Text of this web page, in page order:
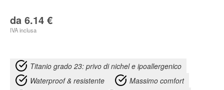
da 6.14 €
IVA inclusa
Titanio grado 23: privo di nichel e ipoallergenico
Waterproof & resistente
Massimo comfort